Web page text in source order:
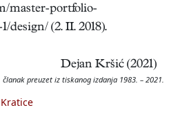
master-portfolio-
design/ (2. II. 2018).
Dejan Kršić (2021)
članak preuzet iz tiskanog izdanja 1983. – 2021.
Kratice